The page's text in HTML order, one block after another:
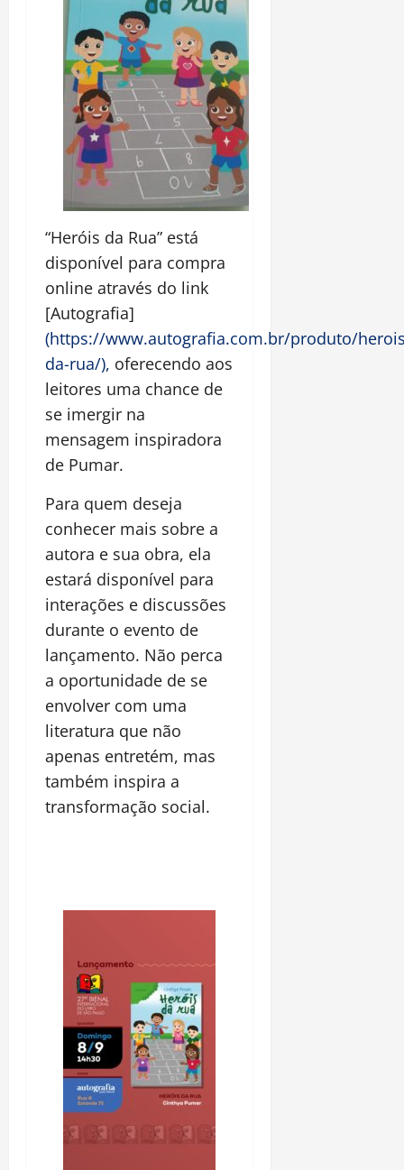
“Heróis da Rua” está
disponível para compra
online através do link
[Autografia]
(https://www.autografia.com.br/produto/
da-rua/), oferecendo aos
leitores uma chance de
se imergir na
mensagem inspiradora
de Pumar.
Para quem deseja
conhecer mais sobre a
autora e sua obra, ela
estará disponível para
interações e discussões
durante o evento de
lançamento. Não perca
a oportunidade de se
envolver com uma
literatura que não
apenas entretém, mas
também inspira a
transformação social.